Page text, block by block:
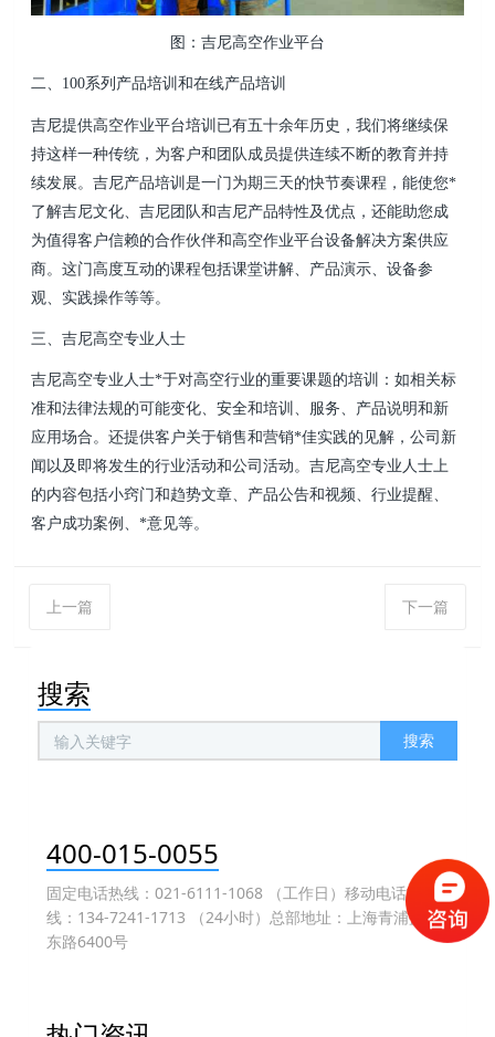
图：吉尼高空作业平台
二、100系列产品培训和在线产品培训
吉尼提供高空作业平台培训已有五十余年历史，我们将继续保
持这样一种传统，为客户和团队成员提供连续不断的教育并持
续发展。吉尼产品培训是一门为期三天的快节奏课程，能使您*
了解吉尼文化、吉尼团队和吉尼产品特性及优点，还能助您成
为值得客户信赖的合作伙伴和高空作业平台设备解决方案供应
商。这门高度互动的课程包括课堂讲解、产品演示、设备参
观、实践操作等等。
三、吉尼高空专业人士
吉尼高空专业人士*于对高空行业的重要课题的培训：如相关标
准和法律法规的可能变化、安全和培训、服务、产品说明和新
应用场合。还提供客户关于销售和营销*佳实践的见解，公司新
闻以及即将发生的行业活动和公司活动。吉尼高空专业人士上
的内容包括小窍门和趋势文章、产品公告和视频、行业提醒、
客户成功案例、*意见等。
上一篇 下一篇
搜索
搜索
400-015-0055
固定电话热线：021-6111-1068 （工作日）移动电话热
线：134-7241-1713 （24小时）总部地址：上海青浦盈港
东路6400号